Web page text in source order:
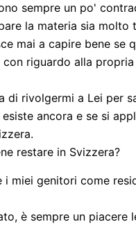
sempre un po'
la materia sia molto
mai a capire bene se
riguardo alla propria
di rivolgermi a Lei per
ancora e se si
restare in Svizzera?
i miei genitori come
è sempre un piacere